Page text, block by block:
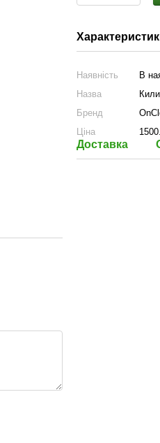
Наявність
В
Назва
Бренд
Ціна
Доставка